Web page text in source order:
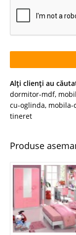
Alţi clienţi au
dormitor-mdf,
cu-oglinda, mobila-
tineret
Produse